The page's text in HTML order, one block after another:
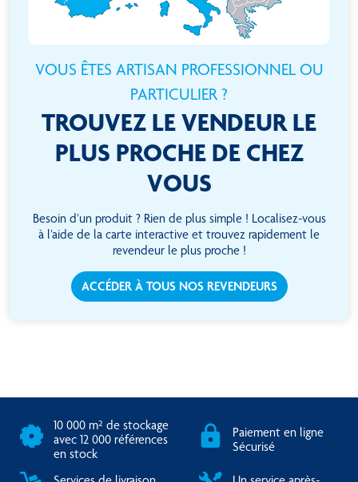
VOUS ÊTES ARTISAN PROFESSIONNEL OU
PARTICULIER ?
TROUVEZ LE VENDEUR LE
PLUS PROCHE DE CHEZ
VOUS
Besoin d’un produit ? Rien de plus simple ! Localisez-vous
à l’aide de la carte interactive et trouvez rapidement le
revendeur le plus proche !
ACCÉDER À TOUS NOS REVENDEURS
10 000 m² de stockage
avec 12 000 références
en stock
Paiement en ligne
Sécurisé